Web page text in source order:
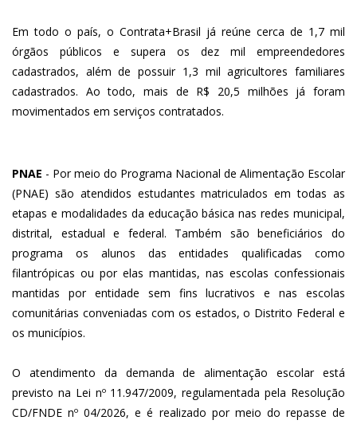
Em todo o país, o Contrata+Brasil já reúne cerca de 1,7 mil
órgãos públicos e supera os dez mil empreendedores
cadastrados, além de possuir 1,3 mil agricultores familiares
cadastrados. Ao todo, mais de R$ 20,5 milhões já foram
movimentados em serviços contratados.
PNAE - Por meio do Programa Nacional de Alimentação Escolar
(PNAE) são atendidos estudantes matriculados em todas as
etapas e modalidades da educação básica nas redes municipal,
distrital, estadual e federal. Também são beneficiários do
programa os alunos das entidades qualificadas como
filantrópicas ou por elas mantidas, nas escolas confessionais
mantidas por entidade sem fins lucrativos e nas escolas
comunitárias conveniadas com os estados, o Distrito Federal e
os municípios.
O atendimento da demanda de alimentação escolar está
previsto na Lei nº 11.947/2009, regulamentada pela Resolução
CD/FNDE nº 04/2026, e é realizado por meio do repasse de